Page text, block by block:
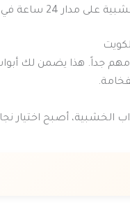
مناطق الكويت بأسعار تنافسية
مهم جداً. هذا يضمن لك
الخشبية، أصبح اختيار